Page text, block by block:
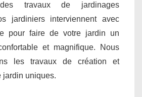
travaux de jardinages
jardiniers interviennent avec
pour faire de votre jardin un
et magnifique. Nous
les travaux de création et
jardin uniques.